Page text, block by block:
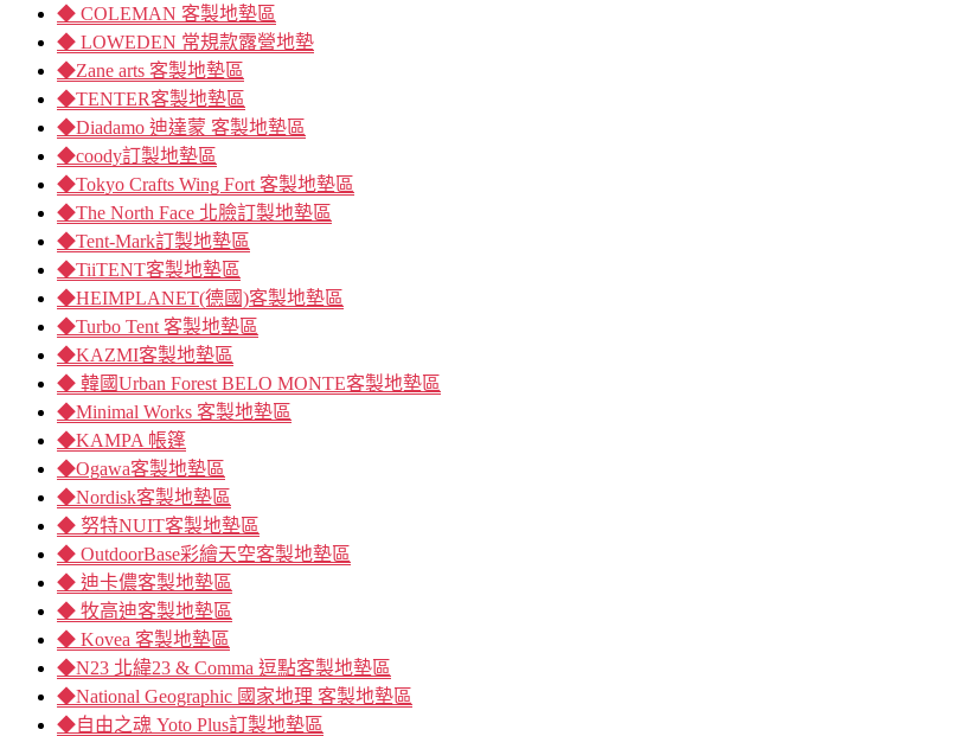
◆ COLEMAN 客製地墊區
◆ LOWEDEN 常規款露營地墊
◆Zane arts 客製地墊區
◆TENTER客製地墊區
◆Diadamo 迪達蒙 客製地墊區
◆coody訂製地墊區
◆Tokyo Crafts Wing Fort 客製地墊區
◆The North Face 北臉訂製地墊區
◆Tent-Mark訂製地墊區
◆TiiTENT客製地墊區
◆HEIMPLANET(德國)客製地墊區
◆Turbo Tent 客製地墊區
◆KAZMI客製地墊區
◆ 韓國Urban Forest BELO MONTE客製地墊區
◆Minimal Works 客製地墊區
◆KAMPA 帳篷
◆Ogawa客製地墊區
◆Nordisk客製地墊區
◆ 努特NUIT客製地墊區
◆ OutdoorBase彩繪天空客製地墊區
◆ 迪卡儂客製地墊區
◆ 牧高迪客製地墊區
◆ Kovea 客製地墊區
◆N23 北緯23 & Comma 逗點客製地墊區
◆National Geographic 國家地理 客製地墊區
◆自由之魂 Yoto Plus訂製地墊區